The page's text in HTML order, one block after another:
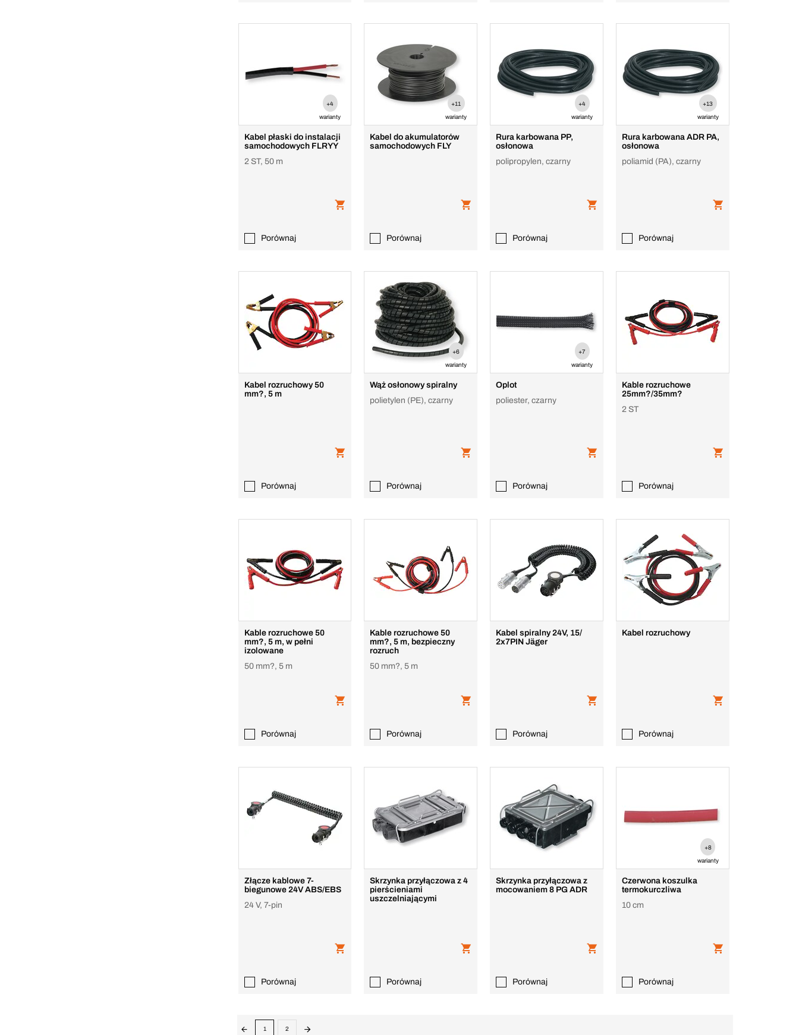
+4
warianty
Kabel płaski do instalacji
samochodowych FLRYY
2 ST, 50 m
Porównaj
+11
warianty
Kabel do akumulatorów
samochodowych FLY
Porównaj
+4
warianty
Rura karbowana PP,
osłonowa
polipropylen, czarny
Porównaj
+13
warianty
Rura karbowana ADR PA,
osłonowa
poliamid (PA), czarny
Porównaj
Kabel rozruchowy 50
mm?, 5 m
Porównaj
+6
warianty
Wąż osłonowy spiralny
polietylen (PE), czarny
Porównaj
+7
warianty
Oplot
poliester, czarny
Porównaj
Kable rozruchowe
25mm?/35mm?
2 ST
Porównaj
Kable rozruchowe 50
mm?, 5 m, w pełni
izolowane
50 mm?, 5 m
Porównaj
Kable rozruchowe 50
mm?, 5 m, bezpieczny
rozruch
50 mm?, 5 m
Porównaj
Kabel spiralny 24V, 15/
2x7PIN Jäger
Porównaj
Kabel rozruchowy
Porównaj
Złącze kablowe 7-
biegunowe 24V ABS/EBS
24 V, 7-pin
Porównaj
Skrzynka przyłączowa z 4
pierścieniami
uszczelniającymi
Porównaj
Skrzynka przyłączowa z
mocowaniem 8 PG ADR
Porównaj
+8
warianty
Czerwona koszulka
termokurczliwa
10 cm
Porównaj
1 2